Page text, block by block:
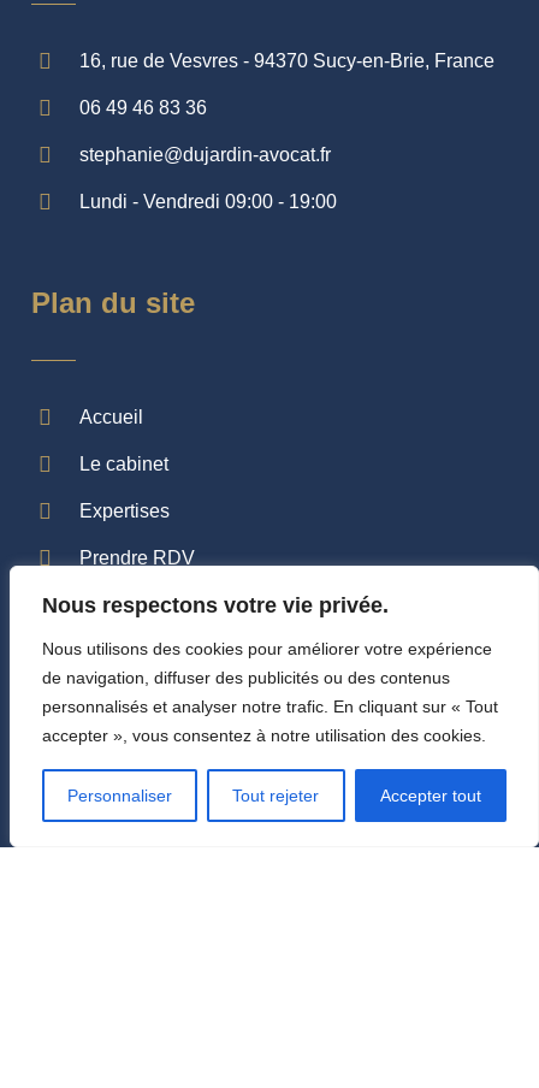
Nous respectons votre vie privée.
Nous utilisons des cookies pour améliorer votre expérience
de navigation, diffuser des publicités ou des contenus
personnalisés et analyser notre trafic. En cliquant sur « Tout
accepter », vous consentez à notre utilisation des cookies.
Personnaliser Tout rejeter Accepter tout
16, rue de Vesvres - 94370 Sucy-en-Brie, France
06 49 46 83 36
stephanie@dujardin-avocat.fr
Lundi - Vendredi 09:00 - 19:00
Plan du site
Accueil
Le cabinet
Expertises
Prendre RDV
Contact
Mentions légales
Confidentialité